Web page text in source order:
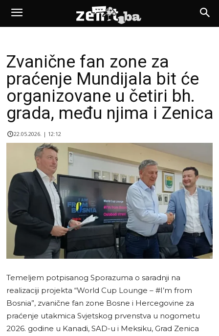
Zvanične fan zone za
praćenje Mundijala bit će
organizovane u četiri bh.
grada, među njima i Zenica
22.05.2026. | 12:12
Temeljem potpisanog Sporazuma o saradnji na
realizaciji projekta “World Cup Lounge – #I’m from
Bosnia”, zvanične fan zone Bosne i Hercegovine za
praćenje utakmica Svjetskog prvenstva u nogometu
2026. godine u Kanadi, SAD-u i Meksiku, Grad Zenica